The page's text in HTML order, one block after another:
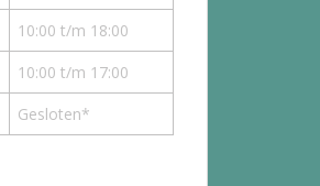
10:00 t/m 18:00
10:00 t/m 17:00
Gesloten*